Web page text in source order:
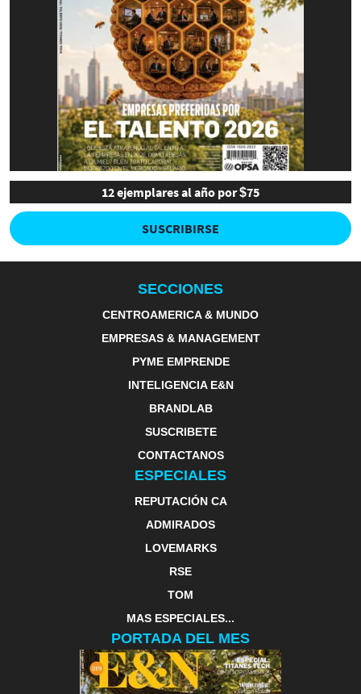
12 ejemplares al año por $75
SUSCRIBIRSE
SECCIONES
CENTROAMERICA & MUNDO
EMPRESAS & MANAGEMENT
PYME EMPRENDE
INTELIGENCIA E&N
BRANDLAB
SUSCRIBETE
CONTACTANOS
ESPECIALES
REPUTACIÓN CA
ADMIRADOS
LOVEMARKS
RSE
TOM
MAS ESPECIALES...
PORTADA DEL MES